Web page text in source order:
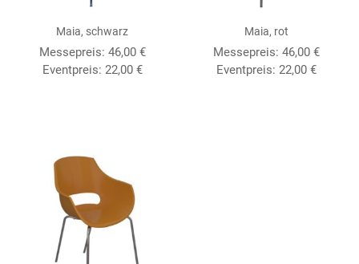
Maia, schwarz
Messepreis: 46,00 €
Eventpreis: 22,00 €
Maia, rot
Messepreis:46,00€
Eventpreis:22,00€